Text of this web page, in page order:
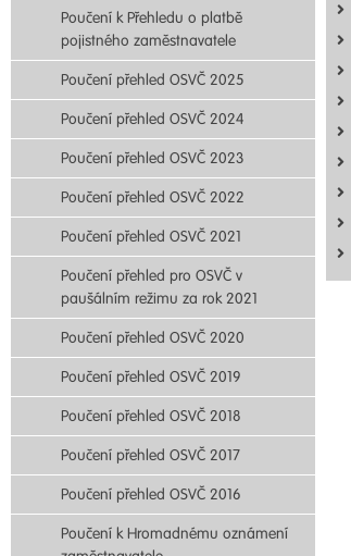
Poučení k Přehledu o platbě
pojistného zaměstnavatele
Poučení přehled OSVČ 2025
Poučení přehled OSVČ 2024
Poučení přehled OSVČ 2023
Poučení přehled OSVČ 2022
Poučení přehled OSVČ 2021
Poučení přehled pro OSVČ v
paušálním režimu za rok 2021
Poučení přehled OSVČ 2020
Poučení přehled OSVČ 2019
Poučení přehled OSVČ 2018
Poučení přehled OSVČ 2017
Poučení přehled OSVČ 2016
Poučení k Hromadnému oznámení